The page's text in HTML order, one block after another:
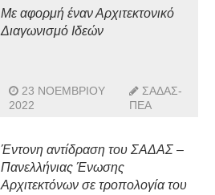
Με αφορμή έναν Αρχιτεκτονικό
Διαγωνισμό Ιδεών
23 ΝΟΕΜΒΡΊΟΥ
2022
ΣΑΔΑΣ-
ΠΕΑ
Έντονη αντίδραση του ΣΑΔΑΣ –
Πανελλήνιας Ένωσης
Αρχιτεκτόνων σε τροπολογία του